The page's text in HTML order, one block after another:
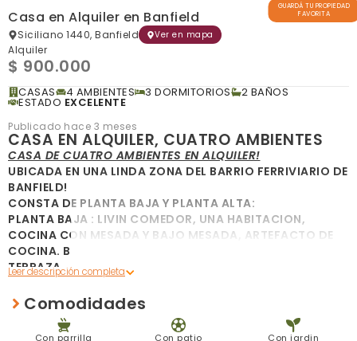
GUARDÁ TU PROPIEDAD
FAVORITA
Casa en Alquiler en Banfield
Siciliano 1440, Banfield Ver en mapa
Alquiler
$ 900.000
CASAS 4 AMBIENTES 3 DORMITORIOS 2 BAÑOS
ESTADO EXCELENTE
Publicado hace 3 meses
CASA EN ALQUILER, CUATRO AMBIENTES
CASA DE CUATRO AMBIENTES EN ALQUILER!
UBICADA EN UNA LINDA ZONA DEL BARRIO FERRIVIARIO DE
BANFIELD!
CONSTA DE PLANTA BAJA Y PLANTA ALTA:
PLANTA BAJA : LIVIN COMEDOR, UNA HABITACION,
COCINA CON MESADA Y BAJO MESADA, ARTEFACTO DE
COCINA. BAÑO. PATIO , CON QUINCHO, PARRILLA Y
TERRAZA,
PLANTA ALTA: SE ACCEDE POR ESCALERA DE MADERA:
HALL DITRIBUCION; UN BAÑO, PRIMERA HABITACION CON
BALCON A LA LA CALLE Y PLACARD, SEGUNDA
Comodidades
Con parrilla Con patio Con jardin